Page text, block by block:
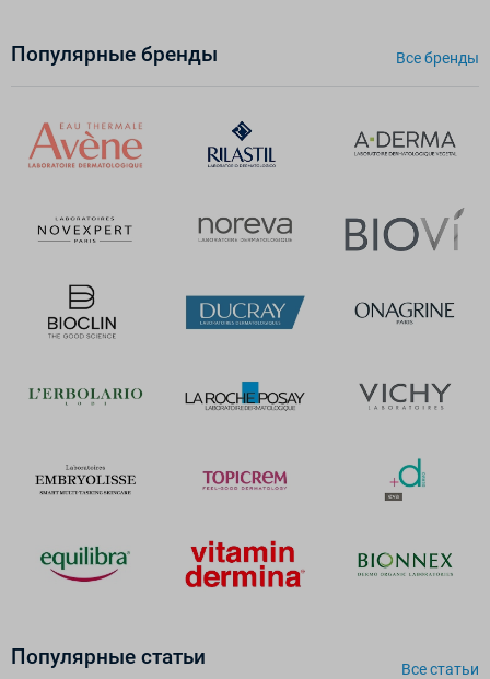
Популярные бренды Все бренды
Популярные cтатьи Все cтатьи